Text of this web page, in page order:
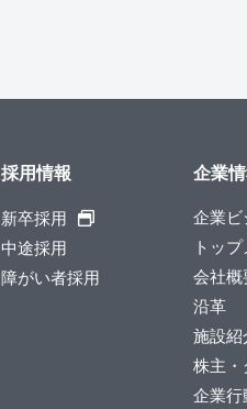
採用情報
新卒採用
中途採用
障がい者採用
企業
企業ビ
トッ
会社概
沿革
施設紹
株主・
企業行